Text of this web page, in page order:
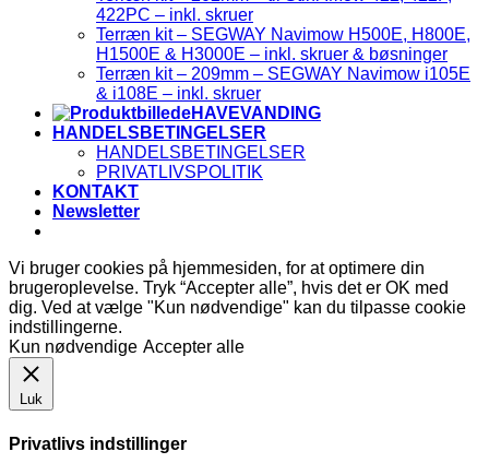
422PC – inkl. skruer
Terræn kit – SEGWAY Navimow H500E, H800E,
H1500E & H3000E – inkl. skruer & bøsninger
Terræn kit – 209mm – SEGWAY Navimow i105E
& i108E – inkl. skruer
HAVEVANDING
HANDELSBETINGELSER
HANDELSBETINGELSER
PRIVATLIVSPOLITIK
KONTAKT
Newsletter
Vi bruger cookies på hjemmesiden, for at optimere din
brugeroplevelse. Tryk “Accepter alle”, hvis det er OK med
dig. Ved at vælge "Kun nødvendige" kan du tilpasse cookie
indstillingerne.
Kun nødvendige Accepter alle
Luk
Privatlivs indstillinger